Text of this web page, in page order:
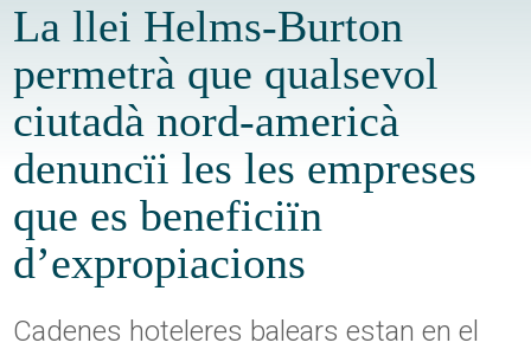
La llei Helms-Burton
permetrà que qualsevol
ciutadà nord-americà
denuncïi les les empreses
que es beneficiïn
d’expropiacions
Cadenes hoteleres balears estan en el